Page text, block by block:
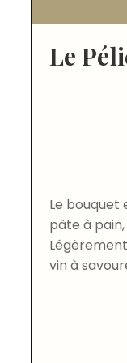
Le
Le bouquet
pâte à pain,
vin à